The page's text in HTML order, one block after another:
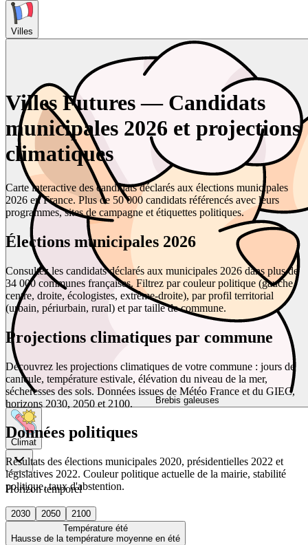
Villes
Brebis galeuses
Climat
Horizon temporel
2030 2050
2100
Température été
Hausse de la température moyenne en été
Villes Futures — Candidats
municipales 2026 et projections
climatiques
Carte interactive des candidats déclarés aux élections municipales
2026 en France. Plus de 50 000 candidats référencés avec leurs
programmes, sites de campagne et étiquettes politiques.
Élections municipales 2026
Consultez les candidats déclarés aux municipales 2026 dans plus de
34 000 communes françaises. Filtrez par couleur politique (gauche,
centre, droite, écologistes, extrême-droite), par profil territorial
(urbain, périurbain, rural) et par taille de commune.
Projections climatiques par commune
Découvrez les projections climatiques de votre commune : jours de
canicule, température estivale, élévation du niveau de la mer,
sécheresses des sols. Données issues de Météo France et du GIEC,
horizons 2030, 2050 et 2100.
Données politiques
Résultats des élections municipales 2020, présidentielles 2022 et
législatives 2022. Couleur politique actuelle de la mairie, stabilité
politique, taux d'abstention.